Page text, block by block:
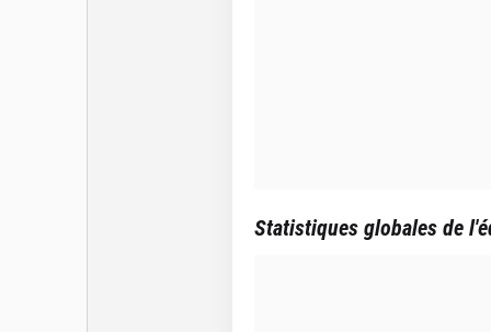
Statistiques globales de